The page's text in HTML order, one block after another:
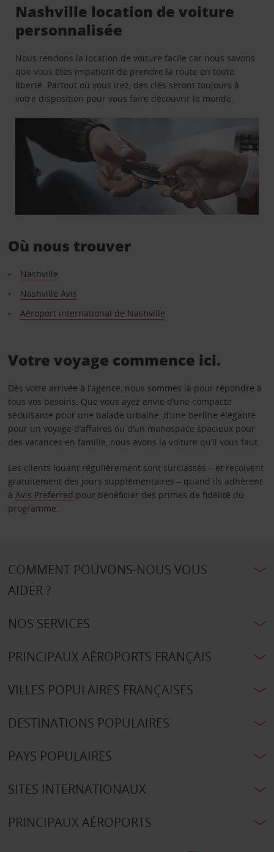
Nashville location de voiture
personnalisée
Nous rendons la location de voiture facile car nous savons
que vous êtes impatient de prendre la route en toute
liberté. Partout où vous irez, des clés seront toujours à
votre disposition pour vous faire découvrir le monde.
Où nous trouver
Nashville
Nashville Avis
Aéroport international de Nashville
Votre voyage commence ici.
Dès votre arrivée à l’agence, nous sommes là pour répondre à
tous vos besoins. Que vous ayez envie d’une compacte
séduisante pour une balade urbaine, d’une berline élégante
pour un voyage d’affaires ou d’un monospace spacieux pour
des vacances en famille, nous avons la voiture qu’il vous faut.
Les clients louant régulièrement sont surclassés – et reçoivent
gratuitement des jours supplémentaires – quand ils adhèrent
à Avis Preferred pour bénéficier des primes de fidélité du
programme.
COMMENT POUVONS-NOUS VOUS
AIDER ?
NOS SERVICES
PRINCIPAUX AÉROPORTS FRANÇAIS
VILLES POPULAIRES FRANÇAISES
DESTINATIONS POPULAIRES
PAYS POPULAIRES
SITES INTERNATIONAUX
PRINCIPAUX AÉROPORTS